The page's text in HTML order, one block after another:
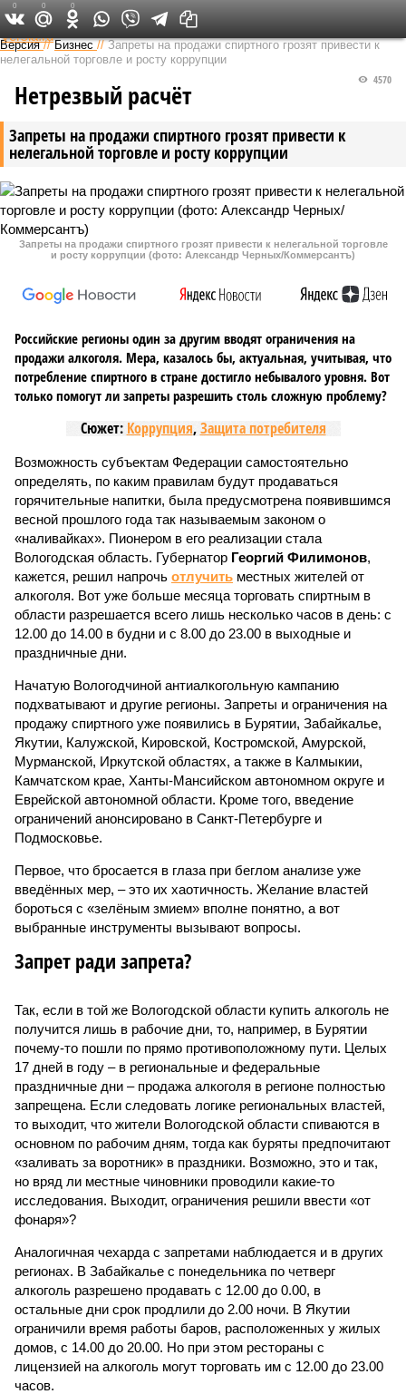
Федеральный выпуск
Версия //Бизнес //Запреты на продажи спиртного грозят привести к
нелегальной торговле и росту коррупции
Запреты на продажи спиртного грозят привести к
нелегальной торговле и росту коррупции
4570
Нетрезвый расчёт
Запреты на продажи спиртного грозят привести к нелегальной торговле
и росту коррупции (фото: Александр Черных/Коммерсантъ)
Российские регионы один за другим вводят ограничения на
продажи алкоголя. Мера, казалось бы, актуальная, учитывая, что
потребление спиртного в стране достигло небывалого уровня. Вот
только помогут ли запреты разрешить столь сложную проблему?
Сюжет: Коррупция,Защита потребителя
Возможность субъектам Федерации самостоятельно
определять, по каким правилам будут продаваться
горячительные напитки, была предусмотрена появившимся
весной прошлого года так называемым законом о
«наливайках». Пионером в его реализации стала
Вологодская область. Губернатор Георгий Филимонов,
кажется, решил напрочь отлучить местных жителей от
алкоголя. Вот уже больше месяца торговать спиртным в
области разрешается всего лишь несколько часов в день: с
12.00 до 14.00 в будни и с 8.00 до 23.00 в выходные и
праздничные дни.
Начатую Вологодчиной антиалкогольную кампанию
подхватывают и другие регионы. Запреты и ограничения на
продажу спиртного уже появились в Бурятии, Забайкалье,
Якутии, Калужской, Кировской, Костромской, Амурской,
Мурманской, Иркутской областях, а также в Калмыкии,
Камчатском крае, Ханты-Мансийском автономном округе и
Еврейской автономной области. Кроме того, введение
ограничений анонсировано в Санкт-Петербурге и
Подмосковье.
Первое, что бросается в глаза при беглом анализе уже
введённых мер, – это их хаотичность. Желание властей
бороться с «зелёным змием» вполне понятно, а вот
выбранные инструменты вызывают вопросы.
Запрет ради запрета?
Так, если в той же Вологодской области купить алкоголь не
получится лишь в рабочие дни, то, например, в Бурятии
почему-то пошли по прямо противоположному пути. Целых
17 дней в году – в региональные и федеральные
праздничные дни – продажа алкоголя в регионе полностью
запрещена. Если следовать логике региональных властей,
то выходит, что жители Вологодской области спиваются в
основном по рабочим дням, тогда как буряты предпочитают
«заливать за воротник» в праздники. Возможно, это и так,
но вряд ли местные чиновники проводили какие-то
исследования. Выходит, ограничения решили ввести «от
фонаря»?
Аналогичная чехарда с запретами наблюдается и в других
регионах. В Забайкалье с понедельника по четверг
алкоголь разрешено продавать с 12.00 до 0.00, в
остальные дни срок продлили до 2.00 ночи. В Якутии
ограничили время работы баров, расположенных у жилых
домов, с 14.00 до 20.00. Но при этом рестораны с
лицензией на алкоголь могут торговать им с 12.00 до 23.00
часов.
0 0 0